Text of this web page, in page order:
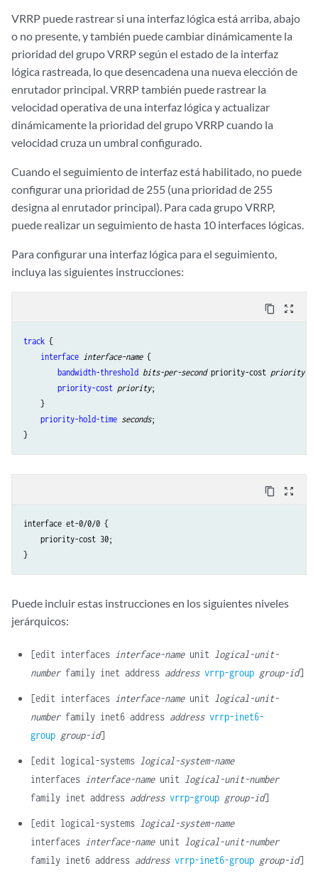
VRRP puede rastrear si una interfaz lógica está arriba, abajo
o no presente, y también puede cambiar dinámicamente la
prioridad del grupo VRRP según el estado de la interfaz
lógica rastreada, lo que desencadena una nueva elección de
enrutador principal. VRRP también puede rastrear la
velocidad operativa de una interfaz lógica y actualizar
dinámicamente la prioridad del grupo VRRP cuando la
velocidad cruza un umbral configurado.
Cuando el seguimiento de interfaz está habilitado, no puede
configurar una prioridad de 255 (una prioridad de 255
designa al enrutador principal). Para cada grupo VRRP,
puede realizar un seguimiento de hasta 10 interfaces lógicas.
Para configurar una interfaz lógica para el seguimiento,
incluya las siguientes instrucciones:
content_copy zoom_out_map
track {
interface interface-name {
bandwidth-threshold bits-per-second priority-cost priority;
priority-cost priority;
    }
priority-hold-time seconds;
content_copy zoom_out_map
interface et-0/0/0 {
    priority-cost 30;
Puede incluir estas instrucciones en los siguientes niveles
jerárquicos:
[edit interfaces interface-nameunit logical-unit-
numberfamily inet address address vrrp-group group-id]
[edit interfaces interface-nameunit logical-unit-
numberfamily inet6 address address vrrp-inet6-
group group-id]
[edit logical-systems logical-system-name
interfaces interface-nameunit logical-unit-number
family inet address address vrrp-group group-id]
[edit logical-systems logical-system-name
interfaces interface-nameunit logical-unit-number
family inet6 address address vrrp-inet6-group group-id]